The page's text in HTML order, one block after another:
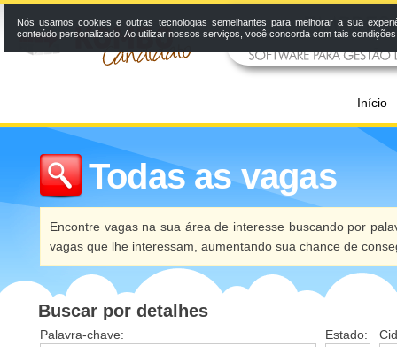
Início
Todas as vagas
Encontre vagas na sua área de interesse buscando por
vagas que lhe interessam, aumentando sua chance de
Buscar por detalhes
Palavra-chave: Estado:
Nós usamos cookies e outras tecnologias semelhantes para melhorar a sua
conteúdo personalizado. Ao utilizar nossos serviços, você concorda com tais